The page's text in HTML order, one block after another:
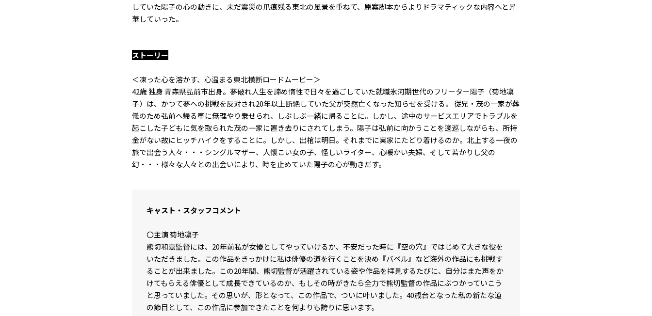
していた陽子の心の動きに、未だ震災の爪痕残る東北の風景を重ねて、原案脚本からよりドラマティックな内容へと昇
華していった。
ストーリー
＜凍った心を溶かす、心温まる東北横断ロードムービー＞
42歳 独身 青森県弘前市出身。夢破れ人生を諦め惰性で日々を過ごしていた就職氷河期世代のフリーター陽子（菊地凛
子）は、かつて夢への挑戦を反対され20年以上断絶していた父が突然亡くなった知らせを受ける。 従兄・茂の一家が葬
儀のため弘前へ帰る車に無理やり乗せられ、しぶしぶ一緒に帰ることに。しかし、途中のサービスエリアでトラブルを
起こした子どもに気を取られた茂の一家に置き去りにされてしまう。陽子は弘前に向かうことを逡巡しながらも、所持
金がない故にヒッチハイクをすることに。しかし、出棺は明日。それまでに実家にたどり着けるのか。北上する一夜の
旅で出会う人々・・・シングルマザー、人懐こい女の子、怪しいライター、心暖かい夫婦、そして若かりし父の
幻・・・様々な人々との出会いにより、時を止めていた陽子の心が動きだす。
キャスト・スタッフコメント
〇主演 菊地凛子
熊切和嘉監督には、20年前私が女優としてやっていけるか、不安だった時に『空の穴』ではじめて大きな役を
いただきました。この作品をきっかけに私は俳優の道を行くことを決め『バベル』など海外の作品にも挑戦す
ることが出来ました。この20年間、熊切監督が活躍されている姿や作品を拝見するたびに、自分はまた声をか
けてもらえる俳優として成長できているのか、もしその時がきたら全力で熊切監督の作品にぶつかっていこう
と思っていました。その思いが、形となって、この作品で、ついに叶いました。40歳台となった私の新たな道
の節目として、この作品に参加できたことを何よりも誇りに思います。